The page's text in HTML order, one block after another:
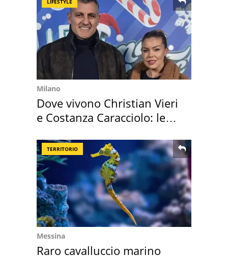
LIFESTYLE
Milano
Dove vivono Christian Vieri
e Costanza Caracciolo: le
TERRITORIO
Messina
Raro cavalluccio marino